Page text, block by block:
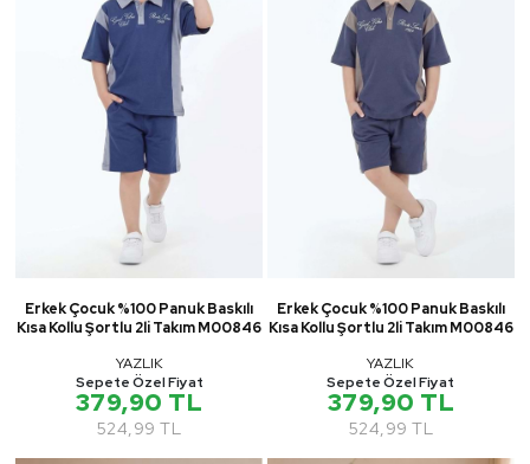
Erkek Çocuk %100 Panuk Baskılı
Kısa Kollu Şortlu 2li Takım M00846
YAZLIK
Sepete Özel Fiyat
379,90 TL
524,99 TL
Erkek Çocuk %100 Panuk Baskılı
Kısa Kollu Şortlu 2li Takım M00846
YAZLIK
Sepete Özel Fiyat
379,90 TL
524,99 TL